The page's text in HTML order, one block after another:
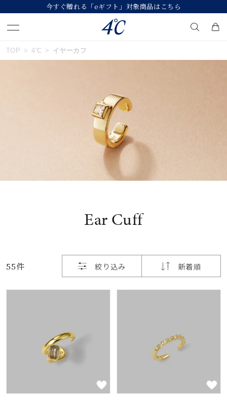
今すぐ贈れる「eギフト」対象商品はこちら
#ダイヤモンド ネックレス
#ペア #エタニティ
ブランド ４℃
TOP 4℃ イヤーカフ
Ear Cuff
55件 絞り込み 新着順
おすすめ順
並び替え